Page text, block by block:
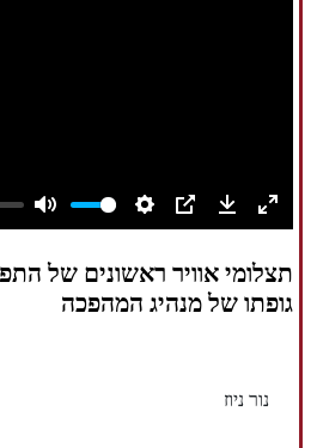
Mute Settings
PIP Download
Enter
תצלומי אוויר ראשונים של
גופתו של מנהיג המהפכה
נור ניוז